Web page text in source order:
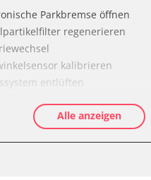
vorne (FDIM)
Sensor
(LWR)
(EMS)
Fernbedienung
links
Parkbremse öffnen
regenerieren
kalibrieren
entlüften
Ventil anlernen
anlernen
Alle anzeigen